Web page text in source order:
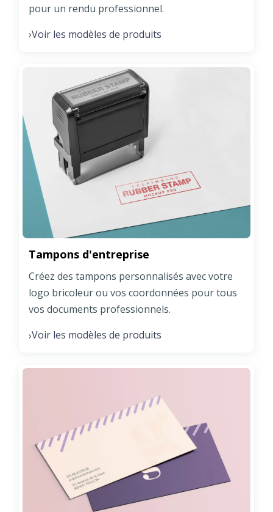
pour un rendu professionnel.
›Voir les modèles de produits
Tampons d'entreprise
Créez des tampons personnalisés avec votre
logo bricoleur ou vos coordonnées pour tous
vos documents professionnels.
›Voir les modèles de produits